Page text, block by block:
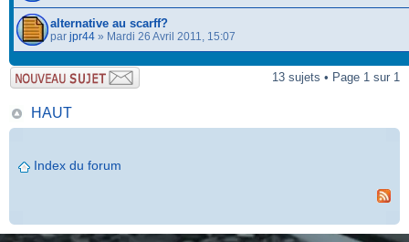
alternative au scarff?
par jpr44 » Mardi 26 Avril 2011, 15:07
13 sujets • Page 1 sur 1
HAUT
Index du forum